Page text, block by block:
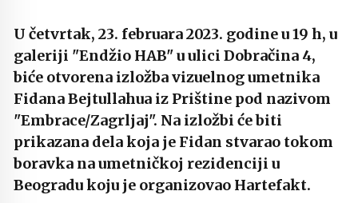
U četvrtak, 23. februara 2023. godine u 19 h, u
galeriji "Endžio HAB" u ulici Dobračina 4,
biće otvorena izložba vizuelnog umetnika
Fidana Bejtullahua iz Prištine pod nazivom
"Embrace/Zagrljaj". Na izložbi će biti
prikazana dela koja je Fidan stvarao tokom
boravka na umetničkoj rezidenciji u
Beogradu koju je organizovao Hartefakt.